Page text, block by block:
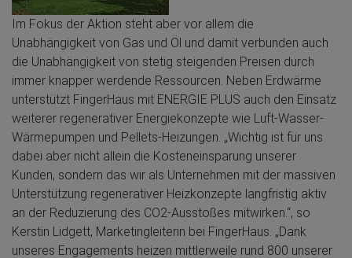
Im Fokus der Aktion steht aber vor allem die
Unabhängigkeit von Gas und Öl und damit verbunden auch
die Unabhängigkeit von stetig steigenden Preisen durch
immer knapper werdende Ressourcen. Neben Erdwärme
unterstützt FingerHaus mit ENERGIE PLUS auch den Einsatz
weiterer regenerativer Energiekonzepte wie Luft-Wasser-
Wärmepumpen und Pellets-Heizungen. „Wichtig ist für uns
dabei aber nicht allein die Kosteneinsparung unserer
Kunden, sondern das wir als Unternehmen mit der massiven
Unterstützung regenerativer Heizkonzepte langfristig aktiv
an der Reduzierung des CO2-Ausstoßes mitwirken.“, so
Kerstin Lidgett, Marketingleiterin bei FingerHaus. „Dank
unseres Engagements heizen mittlerweile rund 800 unserer